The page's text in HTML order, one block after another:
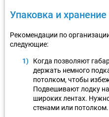
Упаковка и хранение
Рекомендации по
следующие:
Когда позволяют
держать немного
потолком, чтобы
Подвешивают лодку
широких лентах.
стенами или потолком.